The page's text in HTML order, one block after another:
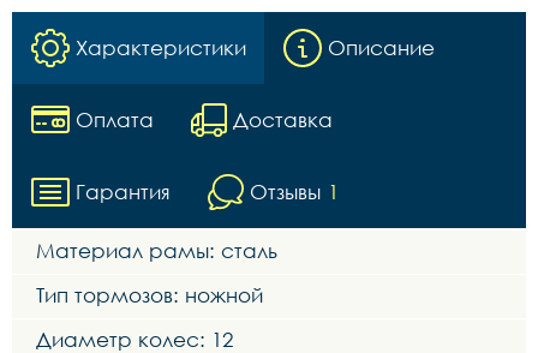
Характеристики Описание
Оплата Доставка
Гарантия Отзывы 1
Материал рамы: сталь
Тип тормозов: ножной
Диаметр колес: 12